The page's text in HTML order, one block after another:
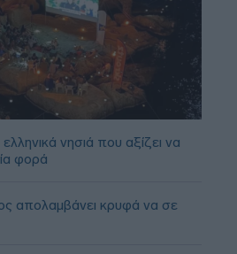
νησιά που αξίζει να
φορά
απολαμβάνει κρυφά να σε